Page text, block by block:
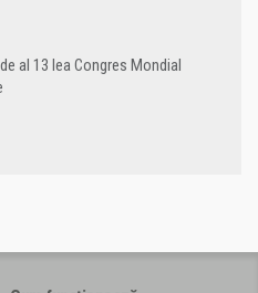
al 13 lea Congres Mondial